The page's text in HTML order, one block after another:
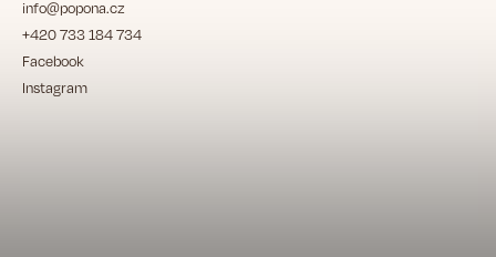
info@popona.cz
+420 733 184 734
Facebook
Instagram